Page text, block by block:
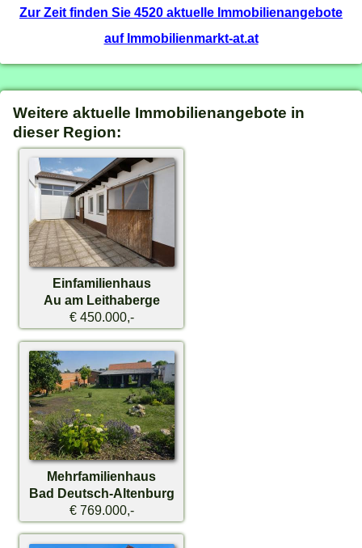
Zur Zeit finden Sie 4520 aktuelle Immobilienangebote
auf Immobilienmarkt-at.at
Weitere aktuelle Immobilienangebote in
dieser Region:
Einfamilienhaus
Au am Leithaberge
€ 450.000,-
Mehrfamilienhaus
Bad Deutsch-Altenburg
€ 769.000,-